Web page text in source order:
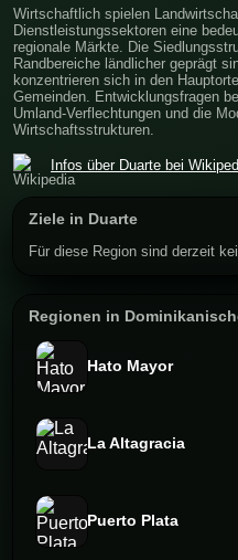
Wirtschaftlich spielen
Dienstleistungssektoren eine
regionale Märkte. Die
Randbereiche ländlicher geprägt
konzentrieren sich in den
Gemeinden. Entwicklungsfragen
Umland-Verflechtungen und die
Wirtschaftsstrukturen.
Infos über Duarte bei
Ziele in Duarte
Für diese Region sind derzeit
Regionen in
Hato Mayor
La Altagracia
Puerto Plata